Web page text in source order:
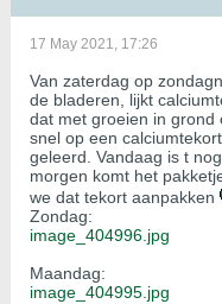
17 May 2021, 17:26
Van zaterdag op
de bladeren, lijkt
dat met groeien in grond
snel op een
geleerd. Vandaag is t
morgen komt het
we dat tekort aanpakken
Zondag:
image_404996.jpg
Maandag:
image_404995.jpg